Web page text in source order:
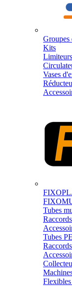
Groupes
Kits
Vases
Tubes
Tubes